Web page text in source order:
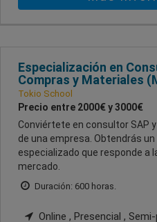
Especialización en
Compras y Materiales
Tokio School
Precio entre 2000€ y 3000€
Conviértete en consultor SAP
de una empresa. Obtendrás
especializado que responde a
mercado.
Duración: 600 horas.
Online , Presencial ,